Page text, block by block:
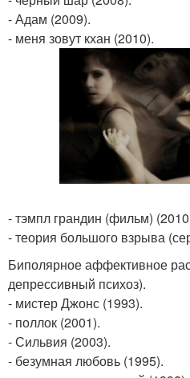
- Адам (2009).
- меня зовут кхан (2010).
- тэмпл грандин (фильм)
- теория большого взрыва
Биполярное аффективное
депрессивный психоз).
- мистер Джонс (1993).
- поллок (2001).
- Сильвия (2003).
- безумная любовь (1995).